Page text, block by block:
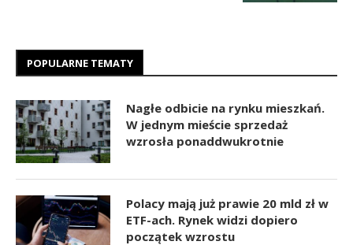
POPULARNE TEMATY
Nagłe odbicie na rynku mieszkań.
W jednym mieście sprzedaż
wzrosła ponaddwukrotnie
Polacy mają już prawie 20 mld zł w
ETF-ach. Rynek widzi dopiero
początek wzrostu